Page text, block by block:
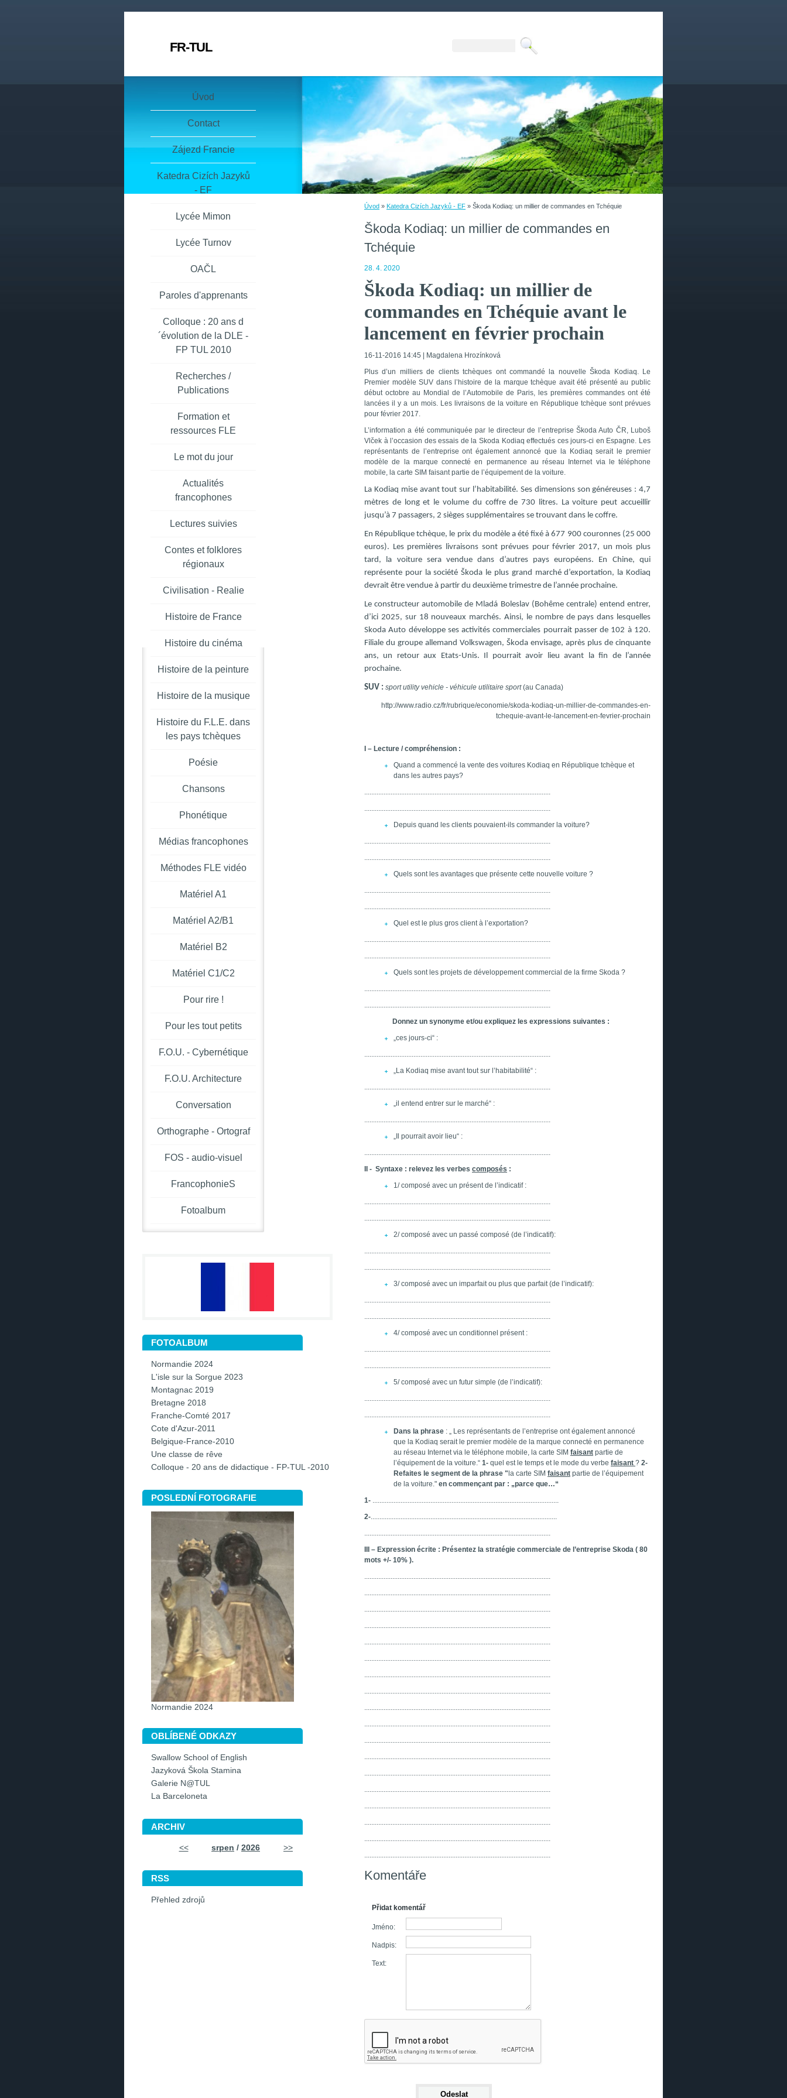
FR-TUL
Úvod » Katedra Cizích Jazyků - EF » Škoda Kodiaq: un millier de commandes en Tchéquie
Škoda Kodiaq: un millier de commandes en
Tchéquie
28. 4. 2020
Škoda Kodiaq: un millier de
commandes en Tchéquie avant le
lancement en février prochain
16-11-2016 14:45 | Magdalena Hrozínková
Plus d’un milliers de clients tchèques ont commandé la nouvelle Škoda Kodiaq. Le
Premier modèle SUV dans l’histoire de la marque tchèque avait été présenté au public
début octobre au Mondial de l’Automobile de Paris, les premières commandes ont été
lancées il y a un mois. Les livraisons de la voiture en République tchèque sont prévues
pour février 2017.
L’information a été communiquée par le directeur de l’entreprise Škoda Auto ČR, Luboš
Vlček à l’occasion des essais de la Skoda Kodiaq effectués ces jours-ci en Espagne. Les
représentants de l’entreprise ont également annoncé que la Kodiaq serait le premier
modèle de la marque connecté en permanence au réseau Internet via le téléphone
mobile, la carte SIM faisant partie de l’équipement de la voiture.
La Kodiaq mise avant tout sur l’habitabilité. Ses dimensions son généreuses : 4,7
mètres de long et le volume du coffre de 730 litres. La voiture peut accueillir
jusqu’à 7 passagers, 2 sièges supplémentaires se trouvant dans le coffre.
En République tchèque, le prix du modèle a été fixé à 677 900 couronnes (25 000
euros). Les premières livraisons sont prévues pour février 2017, un mois plus
tard, la voiture sera vendue dans d’autres pays européens. En Chine, qui
représente pour la société Škoda le plus grand marché d’exportation, la Kodiaq
devrait être vendue à partir du deuxième trimestre de l’année prochaine.
Le constructeur automobile de Mladá Boleslav (Bohême centrale) entend entrer,
d’ici 2025, sur 18 nouveaux marchés. Ainsi, le nombre de pays dans lesquelles
Skoda Auto développe ses activités commerciales pourrait passer de 102 à 120.
Filiale du groupe allemand Volkswagen, Škoda envisage, après plus de cinquante
ans, un retour aux Etats-Unis. Il pourrait avoir lieu avant la fin de l’année
prochaine.
SUV : sport utility vehicle - véhicule utilitaire sport(au Canada)
http://www.radio.cz/fr/rubrique/economie/skoda-kodiaq-un-millier-de-commandes-en-
tchequie-avant-le-lancement-en-fevrier-prochain
I – Lecture / compréhension :
Quand a commencé la vente des voitures Kodiaq en République tchèque et
dans les autres pays?
..........................................................................................................
..........................................................................................................
Depuis quand les clients pouvaient-ils commander la voiture?
..........................................................................................................
..........................................................................................................
Quels sont les avantages que présente cette nouvelle voiture ?
..........................................................................................................
..........................................................................................................
Quel est le plus gros client à l’exportation?
..........................................................................................................
..........................................................................................................
Quels sont les projets de développement commercial de la firme Skoda ?
..........................................................................................................
..........................................................................................................
Donnez un synonyme et/ou expliquez les expressions suivantes :
„ces jours-ci“ :
..........................................................................................................
„La Kodiaq mise avant tout sur l’habitabilité“ :
..........................................................................................................
„il entend entrer sur le marché“ :
..........................................................................................................
„Il pourrait avoir lieu“ :
..........................................................................................................
II - Syntaxe : relevez les verbes composés :
1/ composé avec un présent de l’indicatif :
..........................................................................................................
..........................................................................................................
2/ composé avec un passé composé (de l’indicatif):
..........................................................................................................
..........................................................................................................
3/ composé avec un imparfait ou plus que parfait (de l’indicatif):
..........................................................................................................
..........................................................................................................
4/ composé avec un conditionnel présent :
..........................................................................................................
..........................................................................................................
5/ composé avec un futur simple (de l’indicatif):
..........................................................................................................
..........................................................................................................
Dans la phrase : „ Les représentants de l’entreprise ont également annoncé
que la Kodiaq serait le premier modèle de la marque connecté en permanence
au réseau Internet via le téléphone mobile, la carte SIM faisant partie de
l’équipement de la voiture.“ 1- quel est le temps et le mode du verbe faisant ? 2-
Refaites le segment de la phrase " la carte SIM faisant partie de l’équipement
de la voiture." en commençant par : „parce que…“
1- ..........................................................................................................
2-..........................................................................................................
..........................................................................................................
III – Expression écrite : Présentez la stratégie commerciale de l’entreprise Skoda ( 80
mots +/- 10% ).
..........................................................................................................
..........................................................................................................
..........................................................................................................
..........................................................................................................
..........................................................................................................
..........................................................................................................
..........................................................................................................
..........................................................................................................
..........................................................................................................
..........................................................................................................
..........................................................................................................
..........................................................................................................
..........................................................................................................
..........................................................................................................
..........................................................................................................
..........................................................................................................
..........................................................................................................
..........................................................................................................
Komentáře
Přidat komentář
Jméno:
Nadpis:
Text:
Úvod
Contact
Zájezd Francie
Katedra Cizích Jazyků
- EF
Lycée Mimon
Lycée Turnov
OAČL
Paroles d'apprenants
Colloque : 20 ans d
´évolution de la DLE -
FP TUL 2010
Recherches /
Publications
Formation et
ressources FLE
Le mot du jour
Actualités
francophones
Lectures suivies
Contes et folklores
régionaux
Civilisation - Realie
Histoire de France
Histoire du cinéma
Histoire de la peinture
Histoire de la musique
Histoire du F.L.E. dans
les pays tchèques
Poésie
Chansons
Phonétique
Médias francophones
Méthodes FLE vidéo
Matériel A1
Matériel A2/B1
Matériel B2
Matériel C1/C2
Pour rire !
Pour les tout petits
F.O.U. - Cybernétique
F.O.U. Architecture
Conversation
Orthographe - Ortograf
FOS - audio-visuel
FrancophonieS
Fotoalbum
FOTOALBUM
Normandie 2024
L'isle sur la Sorgue 2023
Montagnac 2019
Bretagne 2018
Franche-Comté 2017
Cote d'Azur-2011
Belgique-France-2010
Une classe de rêve
Colloque - 20 ans de didactique - FP-TUL -2010
POSLEDNÍ FOTOGRAFIE
Normandie 2024
OBLÍBENÉ ODKAZY
Swallow School of English
Jazyková Škola Stamina
Galerie N@TUL
La Barceloneta
ARCHIV
<< srpen / 2026 >>
RSS
Přehled zdrojů